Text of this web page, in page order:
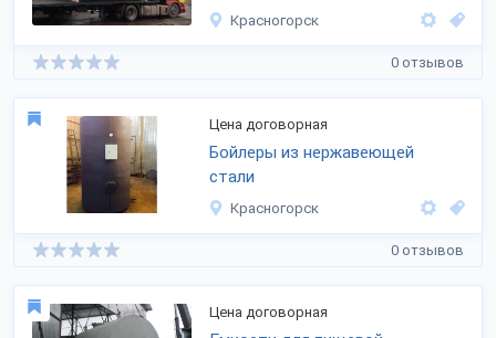
Красногорск
0 отзывов
Цена договорная
Бойлеры из нержавеющей
стали
Красногорск
0 отзывов
Цена договорная